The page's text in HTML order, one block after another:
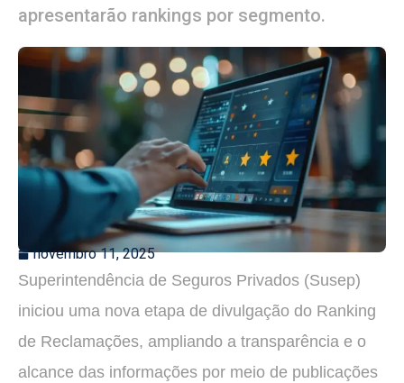
apresentarão rankings por segmento.
novembro 11, 2025
Superintendência de Seguros Privados (Susep)
iniciou uma nova etapa de divulgação do Ranking
de Reclamações, ampliando a transparência e o
alcance das informações por meio de publicações